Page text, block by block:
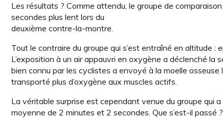
Les résultats ? Comme attendu, le groupe de
secondes plus lent lors du
deuxième contre-la-montre.
Tout le contraire du groupe qui s’est entraîné en altitude
L’exposition à un air appauvri en oxygène a déclenché
bien connu par les cyclistes a envoyé à la moelle
transporté plus d’oxygène aux muscles actifs.
La véritable surprise est cependant venue du groupe qui
moyenne de 2 minutes et 2 secondes. Que s’est-il passé